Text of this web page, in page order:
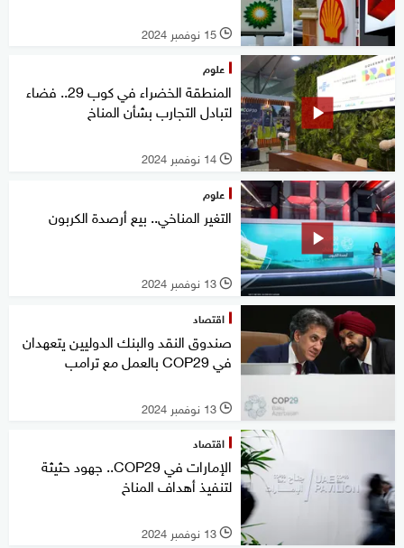
l 15 نوفمبر 2024
علوم
المنطقة الخضراء في كوب 29.. فضاء
لتبادل التجارب بشأن المناخ
l 14 نوفمبر 2024
علوم
التغير المناخي.. بيع أرصدة الكربون
l 13 نوفمبر 2024
اقتصاد
صندوق النقد والبنك الدوليين يتعهدان
في COP29 بالعمل مع ترامب
l 13 نوفمبر 2024
اقتصاد
الإمارات في COP29.. جهود حثيثة
لتنفيذ أهداف المناخ
l 13 نوفمبر 2024